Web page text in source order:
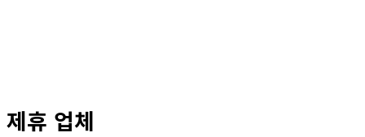
제휴 업체